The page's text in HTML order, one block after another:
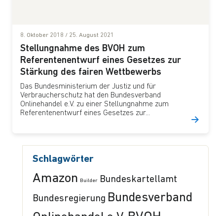
8. Oktober 2018 / 25. August 2021
Stellungnahme des BVOH zum
Referentenentwurf eines Gesetzes zur
Stärkung des fairen Wettbewerbs
Das Bundesministerium der Justiz und für
Verbraucherschutz hat den Bundesverband
Onlinehandel e.V. zu einer Stellungnahme zum
Referentenentwurf eines Gesetzes zur...
Schlagwörter
Amazon Builder Bundeskartellamt
Bundesregierung Bundesverband